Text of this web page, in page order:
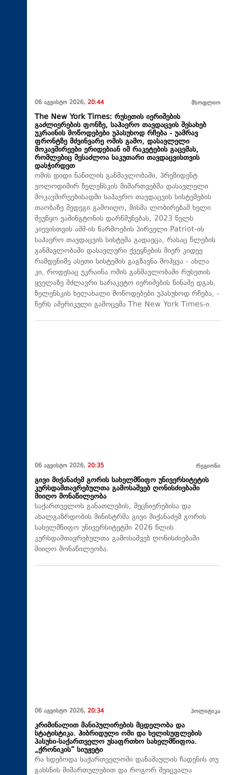
06 აგვისტო 2026, 20:44 მსოფლიო
The New York Times: რუსეთის იერიშების
გაძლიერების ფონზე, საჰაერო თავდაცვის შესახებ
უკრაინის მოწოდებები უპასუხოდ რჩება - უამრავ
ფრონტზე მძვინვარე ომის გამო, დასავლელი
მოკავშირეები ერიდებიან იმ რაკეტების გაცემას,
რომლებიც შესაძლოა საკუთარი თავდაცვისთვის
დასჭირდეთ
ომის დიდი ნაწილის განმავლობაში, პრეზიდენტ
ვოლოდიმირ ზელენსკის მიმართვებმა დასავლელი
მოკავშირეებისადმი საჰაერო თავდაცვის სისტემების
თაობაზე შედეგი გამოიღო, მისმა ლობირებამ ხელი
შეუწყო ვაშინგტონის დარწმუნებას, 2023 წელს
კიევისთვის აშშ-ის წარმოების პირველი Patriot-ის
საჰაერო თავდაცვის სისტემა გადაეცა, რასაც წლების
განმავლობაში დასავლური ქვეყნების მიერ კიდევ
რამდენიმე ასეთი სისტემის გაგზავნა მოჰყვა - ახლა
კი, როდესაც უკრაინა ომის განმავლობაში რუსეთის
ყველაზე მძლავრი სარაკეტო იერიშების წინაშე დგას,
ზელენსკის ხელახალი მოწოდებები უპასუხოდ რჩება, -
წერს ამერიკული გამოცემა The New York Times-ი.
06 აგვისტო 2026, 20:35 რეგიონი
გივი მიქანაძემ გორის სახელმწიფო უნივერსიტეტის
კურსდამთავრებულთა გამოსაშვებ ღონისძიებაში
მიიღო მონაწილეობა
საქართველოს განათლების, მეცნიერებისა და
ახალგაზრდობის მინისტრმა გივი მიქანაძემ გორის
სახელმწიფო უნივერსიტეტში 2026 წლის
კურსდამთავრებულთა გამოსაშვებ ღონისძიებაში
მიიღო მონაწილეობა.
06 აგვისტო 2026, 20:34 პოლიტიკა
კრიმინალით მანიპულირების მცდელობა და
სტატისტიკა. ჰიბრიდული ომი და ხელისუფლების
პასუხი-საქართველო უსაფრთხო სახელმწიფოა.
„ქრონიკის“ სიუჟეტი
რა ხდებოდა საქართველოში დანაშაულის ჩადენის თუ
გახსნის მიმართულებით და როგორ შეიცვალა